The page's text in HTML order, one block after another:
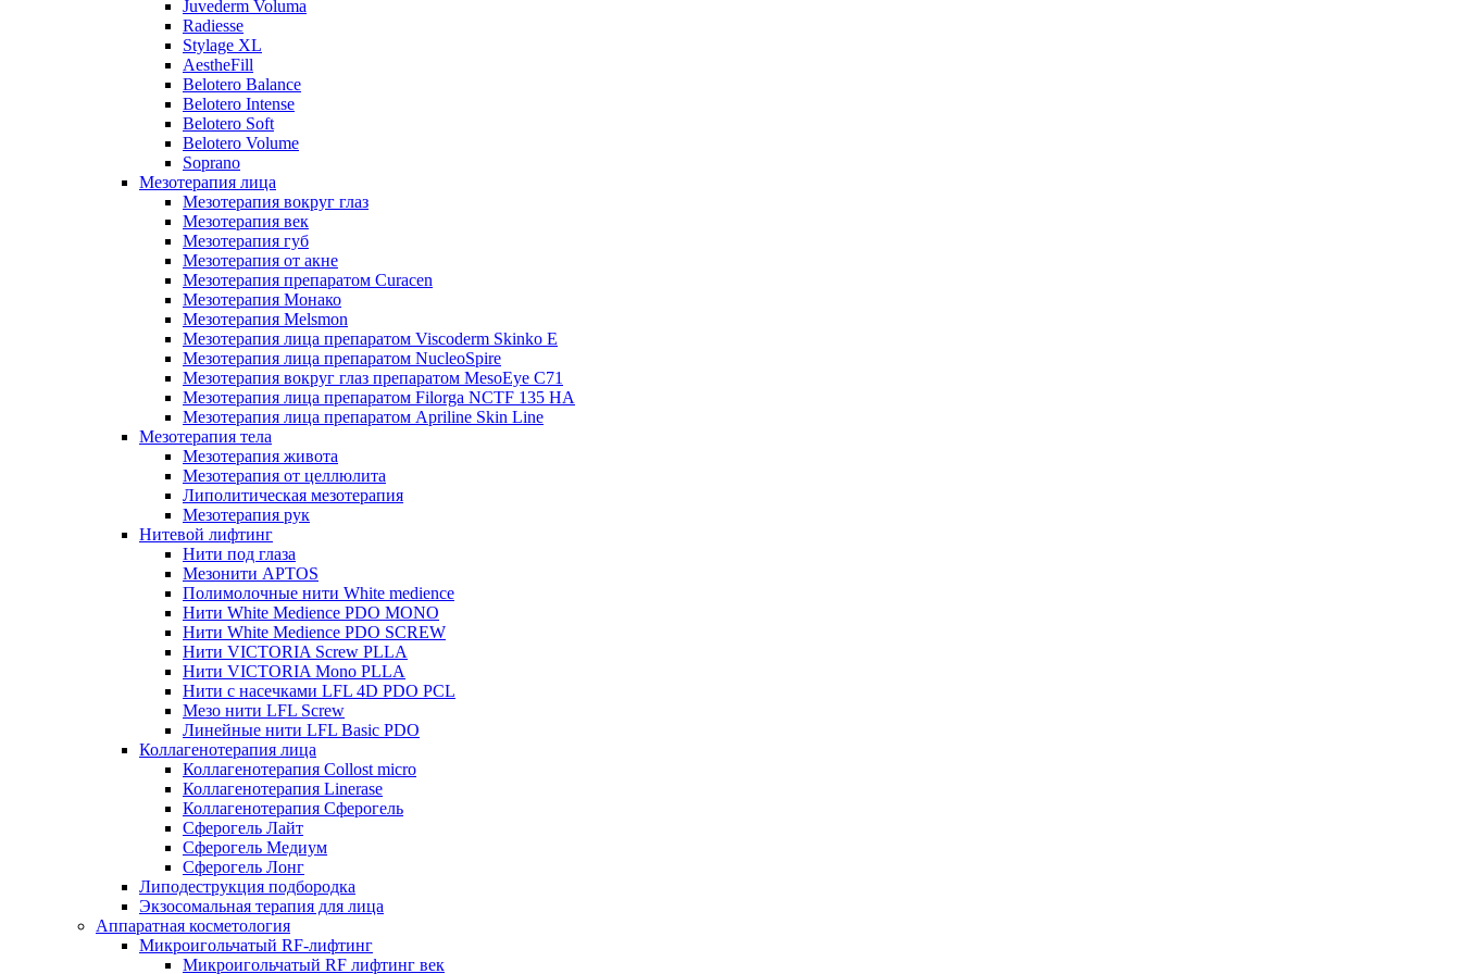
Juvederm Voluma
Radiesse
Stylage XL
AestheFill
Belotero Balance
Belotero Intense
Belotero Soft
Belotero Volume
Soprano
Мезотерапия лица
Мезотерапия вокруг глаз
Мезотерапия век
Мезотерапия губ
Мезотерапия от акне
Мезотерапия препаратом Curacen
Мезотерапия Монако
Мезотерапия Melsmon
Мезотерапия лица препаратом Viscoderm Skinko E
Мезотерапия лица препаратом NucleoSpire
Мезотерапия вокруг глаз препаратом MesoEye С71
Мезотерапия лица препаратом Filorga NCTF 135 HA
Мезотерапия лица препаратом Apriline Skin Line
Мезотерапия тела
Мезотерапия живота
Мезотерапия от целлюлита
Липолитическая мезотерапия
Мезотерапия рук
Нитевой лифтинг
Нити под глаза
Мезонити APTOS
Полимолочные нити White medience
Нити White Medience PDO MONO
Нити White Medience PDO SCREW
Нити VICTORIA Screw PLLA
Нити VICTORIA Mono PLLA
Нити с насечками LFL 4D PDO PCL
Мезо нити LFL Screw
Линейные нити LFL Basic PDO
Коллагенотерапия лица
Коллагенотерапия Collost micro
Коллагенотерапия Linerase
Коллагенотерапия Сферогель
Сферогель Лайт
Сферогель Медиум
Сферогель Лонг
Липодеструкция подбородка
Экзосомальная терапия для лица
Аппаратная косметология
Микроигольчатый RF-лифтинг
Микроигольчатый RF лифтинг век